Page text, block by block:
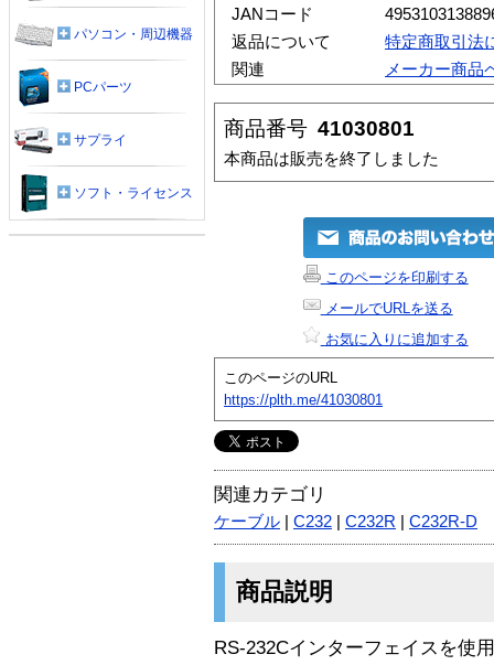
JANコード
返品について
特定商取引法
関連
メーカー商品
商品番号 41030801
本商品は販売を終了しました
このページを印刷する
メールでURLを送る
お気に入りに追加する
このページのURL
https://plth.me/41030801
関連カテゴリ
ケーブル C232 C232R C232R-D
商品説明
RS-232Cインターフェイスを使
パソコン・周辺機器
PCパーツ
サプライ
ソフト・ライセンス